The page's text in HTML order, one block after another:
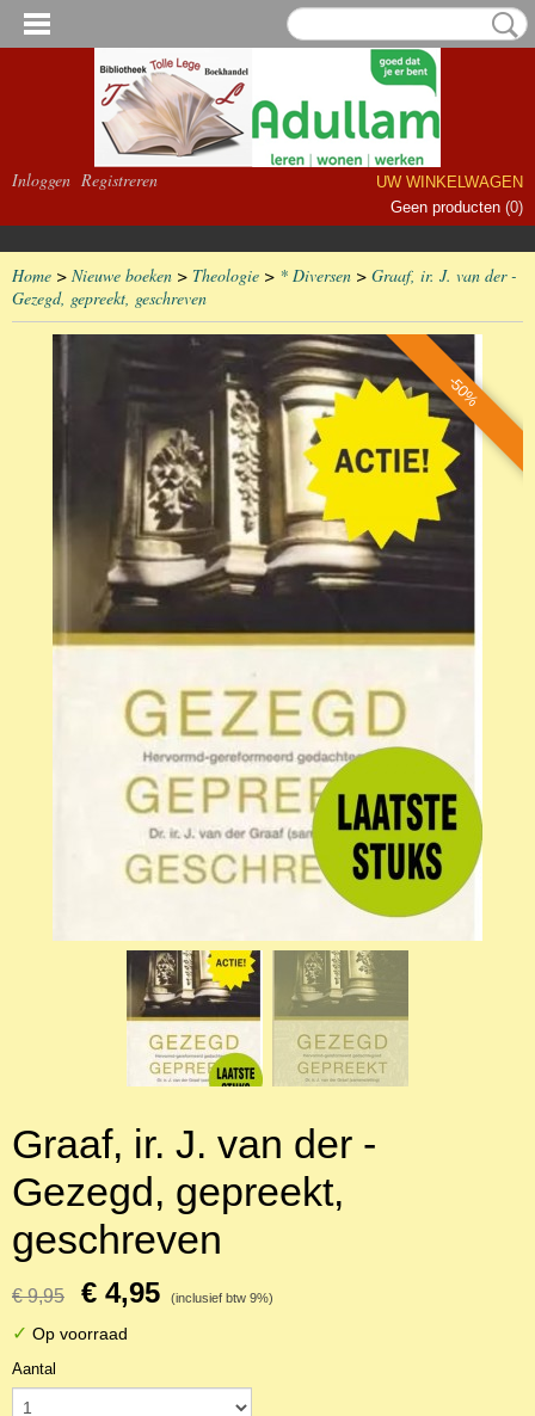
Inloggen Registreren
UW WINKELWAGEN
Geen producten (0)
Home > Nieuwe boeken > Theologie > * Diversen > Graaf, ir. J. van der -
Gezegd, gepreekt, geschreven
-50%
Graaf, ir. J. van der -
Gezegd, gepreekt,
geschreven
€ 9,95 € 4,95 (inclusief btw 9%)
✓ Op voorraad
Aantal